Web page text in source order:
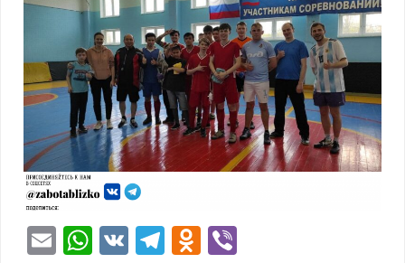
EmailWhatsApp
VK Telegram
Odnoklassniki